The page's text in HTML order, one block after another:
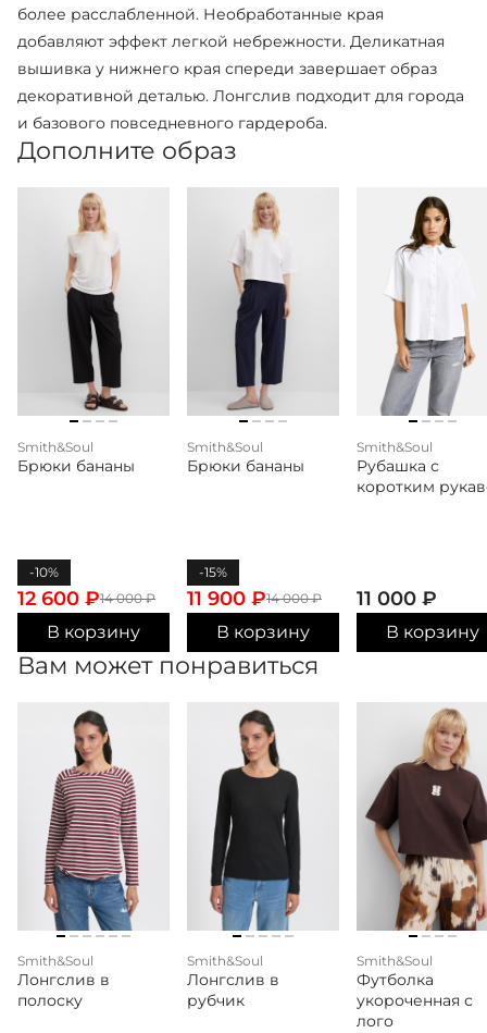
более расслабленной. Необработанные края
добавляют эффект легкой небрежности. Деликатная
вышивка у нижнего края спереди завершает образ
декоративной деталью. Лонгслив подходит для города
и базового повседневного гардероба.
Дополните образ
Smith&Soul
Брюки бананы
-10%
14 000₽
12 600 ₽
В корзину
Smith&Soul
Брюки бананы
-15%
14 000₽
11 900 ₽
В корзину
Smith&Soul
Рубашка с
коротким
11 000 ₽
В корзину
Вам может понравиться
Smith&Soul
Лонгслив в
полоску
Smith&Soul
Лонгслив в
рубчик
Smith&Soul
Футболка
укороченная с
лого